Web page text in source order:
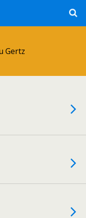
Gertz